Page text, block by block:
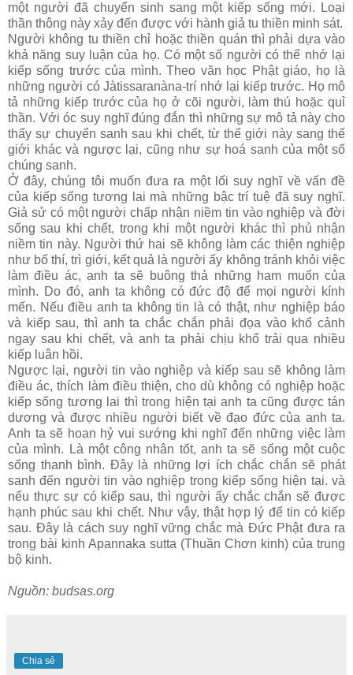
một người đã chuyển sinh sang một kiếp sống mới. Loại
thần thông này xảy đến được với hành giả tu thiền minh sát.
Người không tu thiền chỉ hoặc thiền quán thì phải dựa vào
khả năng suy luận của họ. Có một số người có thể nhớ lại
kiếp sống trước của mình. Theo văn học Phật giáo, họ là
những người có Jàtissaranàna-trí nhớ lại kiếp trước. Họ mô
tả những kiếp trước của họ ở cõi người, làm thú hoặc quỉ
thần. Với óc suy nghĩ đúng đắn thì những sự mô tả này cho
thấy sự chuyển sanh sau khi chết, từ thế giới này sang thế
giới khác và ngược lại, cũng như sự hoá sanh của một số
chúng sanh.
Ở đây, chúng tôi muốn đưa ra một lối suy nghĩ về vấn đề
của kiếp sống tương lai mà những bậc trí tuệ đã suy nghĩ.
Giả sử có một người chấp nhận niềm tin vào nghiệp và đời
sống sau khi chết, trong khi một người khác thì phủ nhận
niềm tin này. Người thứ hai sẽ không làm các thiện nghiệp
như bố thí, trì giới, kết quả là người ấy không tránh khỏi việc
làm điều ác, anh ta sẽ buông thả những ham muốn của
mình. Do đó, anh ta không có đức độ để mọi người kính
mến. Nếu điều anh ta không tin là có thật, như nghiệp báo
và kiếp sau, thì anh ta chắc chắn phải đọa vào khổ cảnh
ngay sau khi chết, và anh ta phải chịu khổ trải qua nhiều
kiếp luân hồi.
Ngược lại, người tin vào nghiệp và kiếp sau sẽ không làm
điều ác, thích làm điều thiện, cho dù không có nghiệp hoặc
kiếp sống tương lai thì trong hiện tại anh ta cũng được tán
dương và được nhiều người biết về đạo đức của anh ta.
Anh ta sẽ hoan hỷ vui sướng khi nghĩ đến những việc làm
của mình. Là một công nhân tốt, anh ta sẽ sống một cuộc
sống thanh bình. Ðây là những lợi ích chắc chắn sẽ phát
sanh đến người tin vào nghiệp trong kiếp sống hiện tại. và
nếu thực sự có kiếp sau, thì người ấy chắc chắn sẽ được
hạnh phúc sau khi chết. Như vậy, thật hợp lý để tin có kiếp
sau. Ðây là cách suy nghĩ vững chắc mà Ðức Phật đưa ra
trong bài kinh Apannaka sutta (Thuần Chơn kinh) của trung
bộ kinh.
Nguồn: budsas.org
Chia sẻ